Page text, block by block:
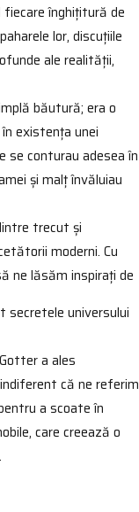
înghițitură de
lor, discuțiile
ale realității,
băutură; era o
existența unei
se conturau adesea în
și malț învăluiau
trecut și
moderni. Cu
ne lăsăm inspirați de
secretele universului
a ales
că ne referim
a scoate în
care creează o